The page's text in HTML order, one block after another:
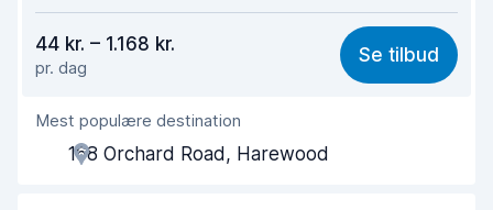
9,6
Nemt at finde 9,5
Agentens hjælpsomhed
Afhentningshastighed
44 kr. – 1.168 kr.
pr. dag
Se tilbud
Mest populære destination
168 Orchard Road, Harewood